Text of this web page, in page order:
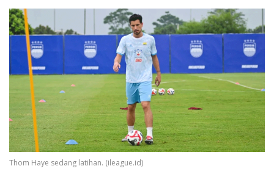
Thom Haye sedang latihan. (ileague.id)